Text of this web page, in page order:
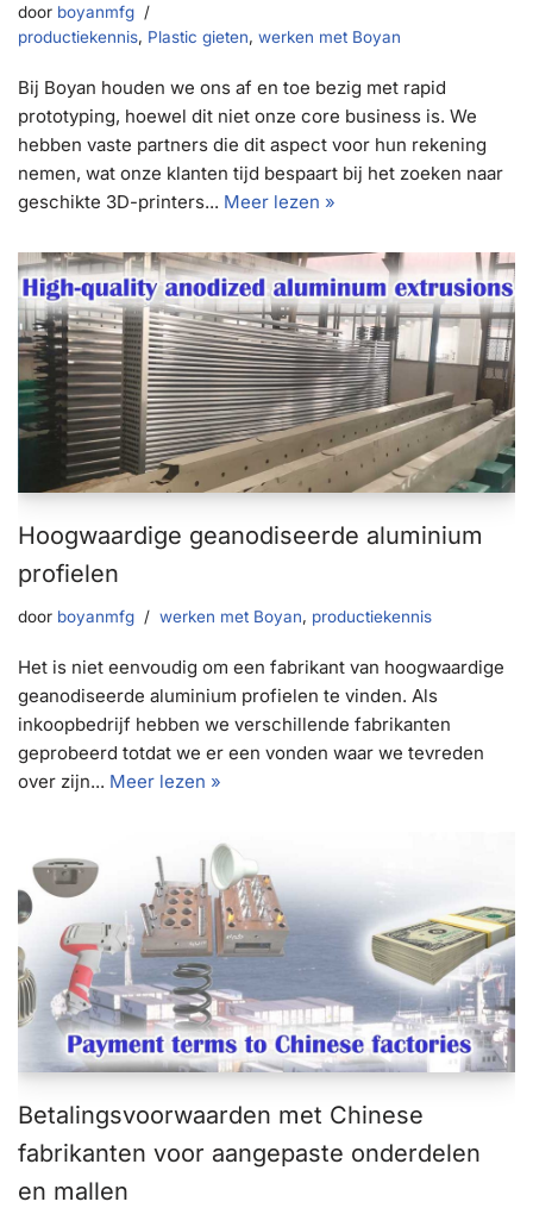
door boyanmfg
productiekennis, Plastic gieten, werken met Boyan
Bij Boyan houden we ons af en toe bezig met rapid
prototyping, hoewel dit niet onze core business is. We
hebben vaste partners die dit aspect voor hun rekening
nemen, wat onze klanten tijd bespaart bij het zoeken naar
geschikte 3D-printers... Meer lezen »
Hoogwaardige geanodiseerde aluminium
profielen
door boyanmfg werken met Boyan, productiekennis
Het is niet eenvoudig om een fabrikant van hoogwaardige
geanodiseerde aluminium profielen te vinden. Als
inkoopbedrijf hebben we verschillende fabrikanten
geprobeerd totdat we er een vonden waar we tevreden
over zijn... Meer lezen »
Betalingsvoorwaarden met Chinese
fabrikanten voor aangepaste onderdelen
en mallen